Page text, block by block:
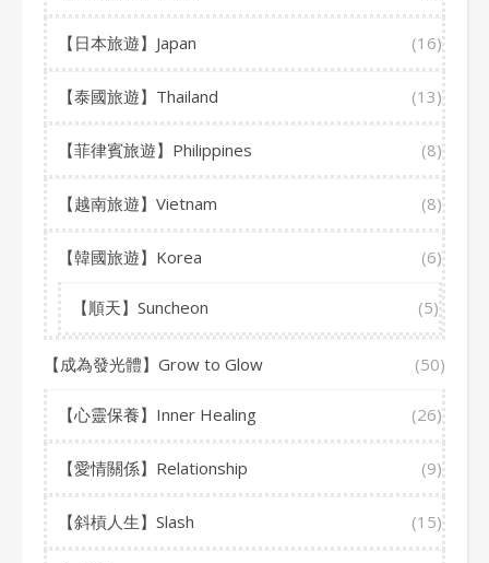
【日本旅遊】Japan (16)
【泰國旅遊】Thailand (13)
【菲律賓旅遊】Philippines (8)
【越南旅遊】Vietnam (8)
【韓國旅遊】Korea (6)
【順天】Suncheon (5)
【成為發光體】Grow to Glow (50)
【心靈保養】Inner Healing (26)
【愛情關係】Relationship (9)
【斜槓人生】Slash (15)